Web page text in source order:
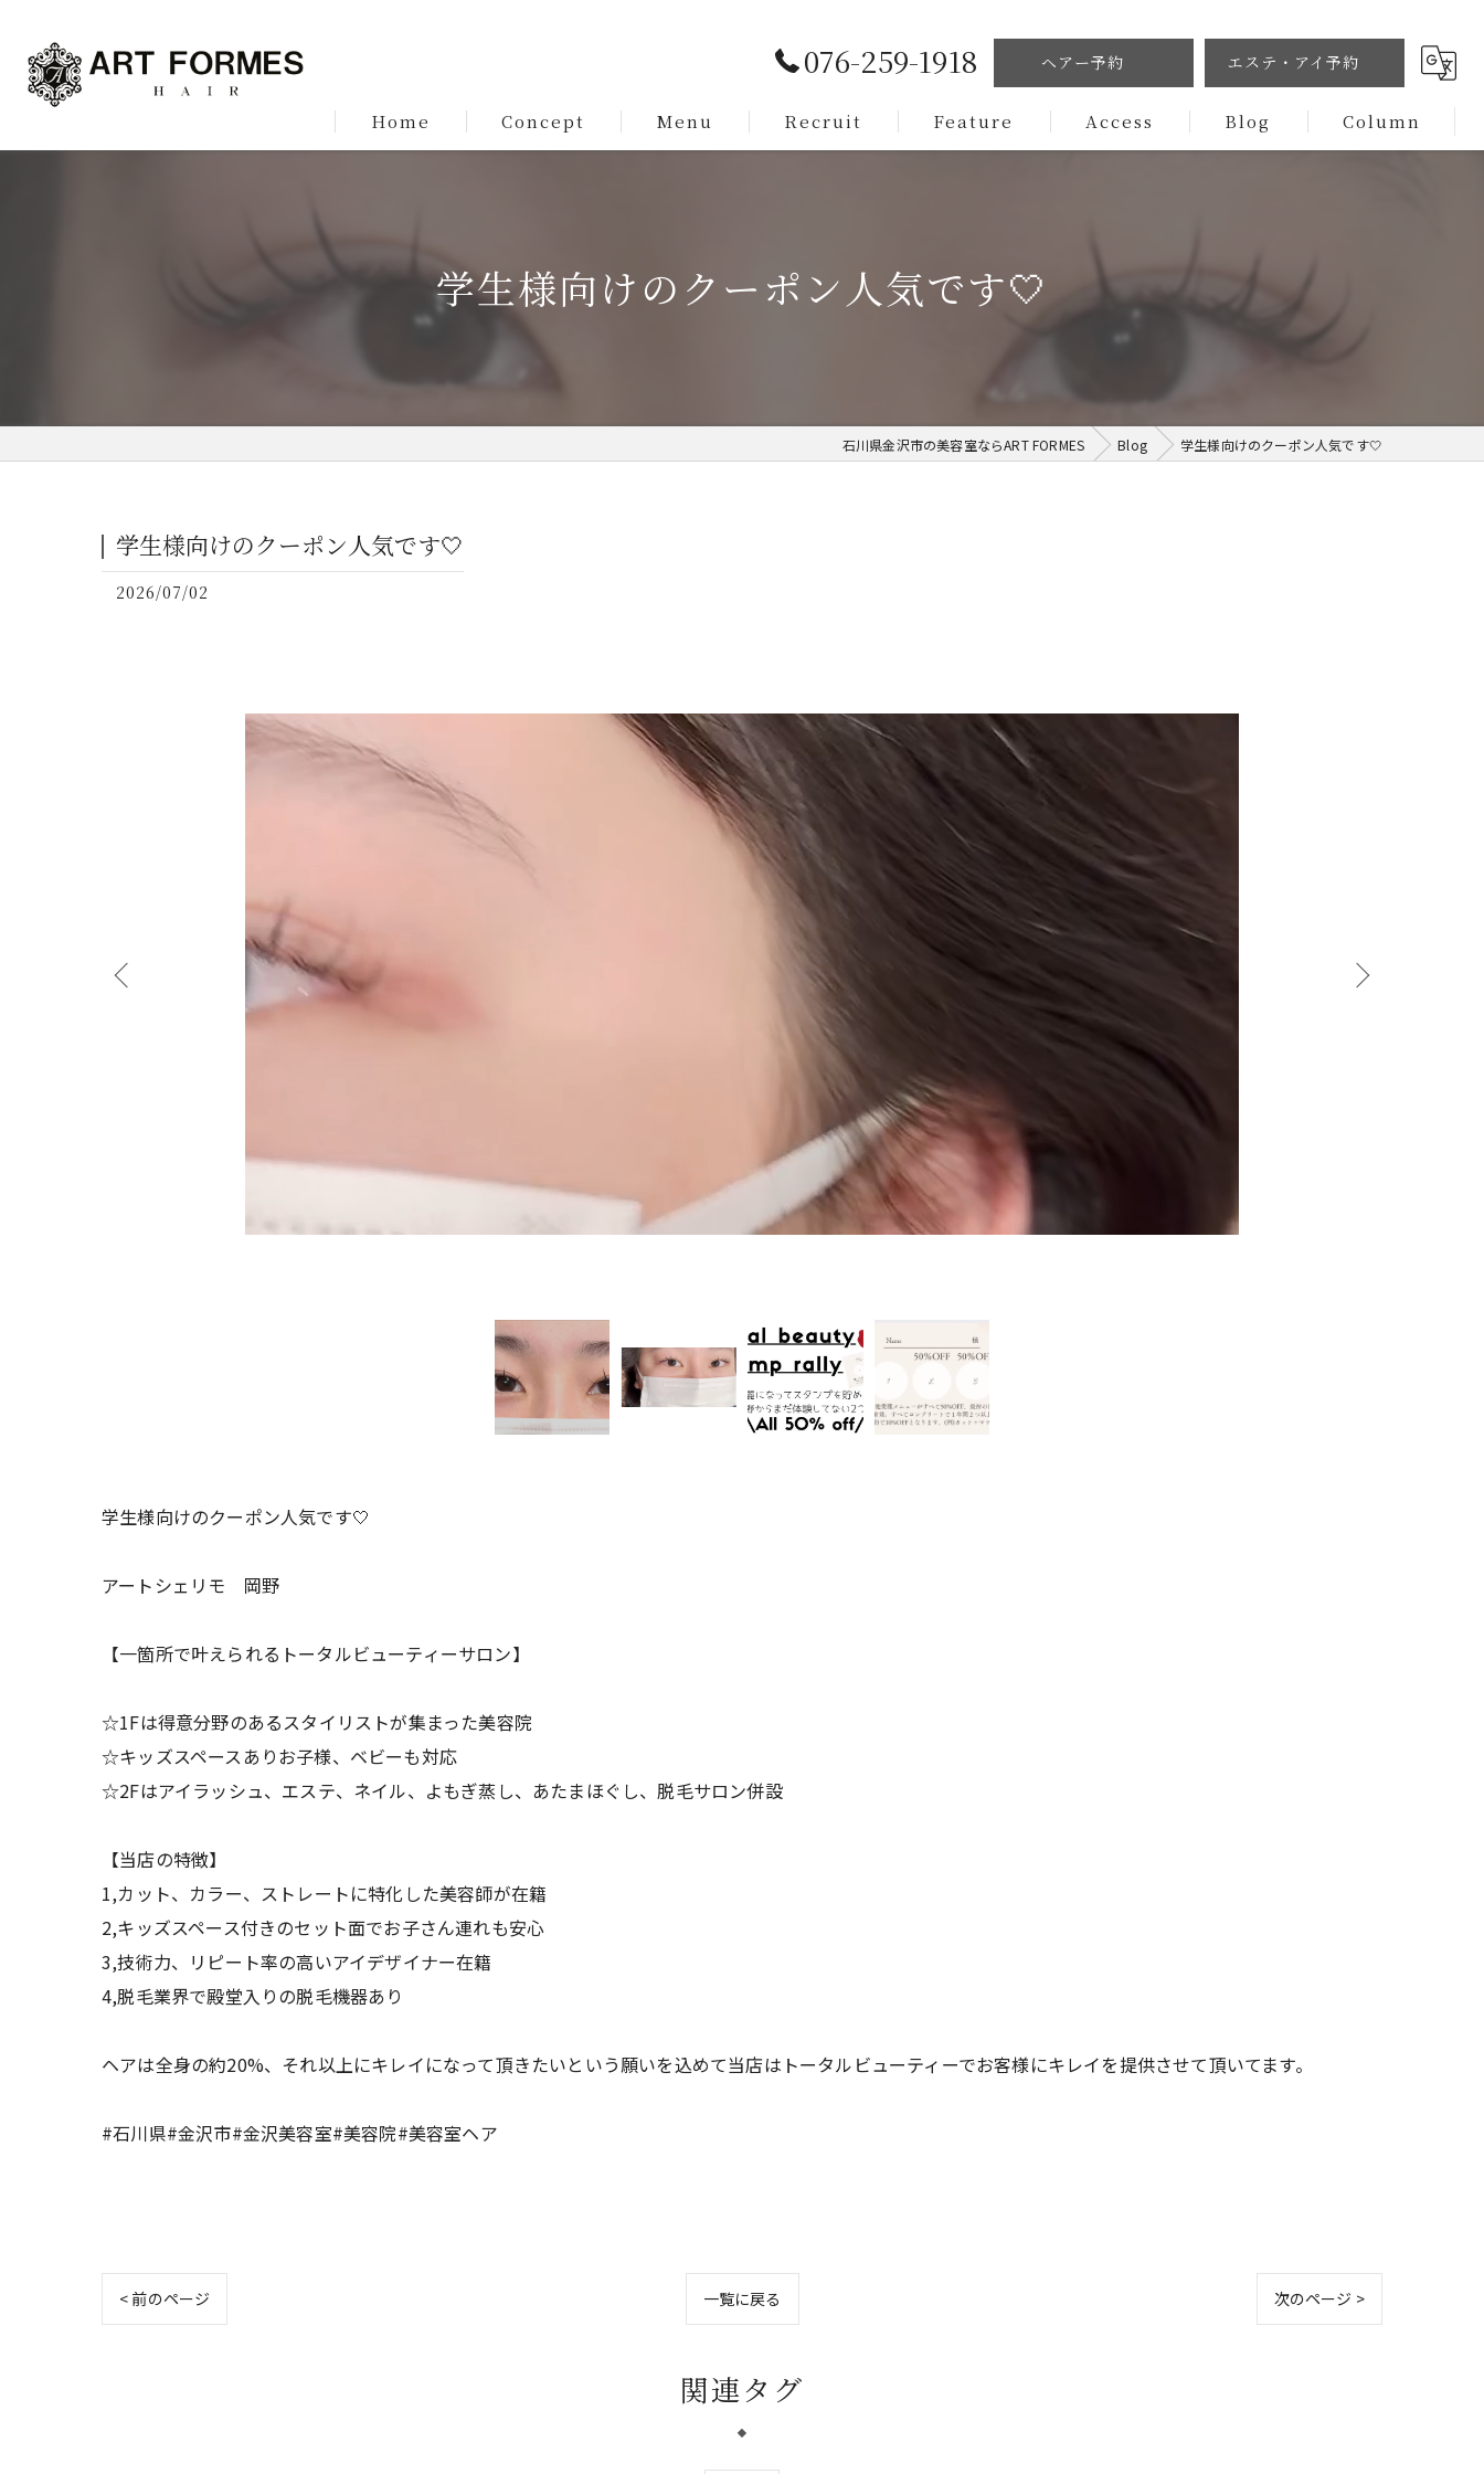
076-259-1918 ヘアー予約 エステ・アイ予約
Home Concept Menu Recruit Feature
脱毛
Access Blog Column
学生様向けのクーポン人気です🤍
石川県金沢市の美容室ならART FORMES Blog 学生様向けのクーポン人気です🤍
学生様向けのクーポン人気です🤍
2026/07/02
学生様向けのクーポン人気です🤍
アートシェリモ 岡野
【一箇所で叶えられるトータルビューティーサロン】
☆1Fは得意分野のあるスタイリストが集まった美容院
☆キッズスペースありお子様、ベビーも対応
☆2Fはアイラッシュ、エステ、ネイル、よもぎ蒸し、あたまほぐし、脱毛サロン併設
【当店の特徴】
1,カット、カラー、ストレートに特化した美容師が在籍
2,キッズスペース付きのセット面でお子さん連れも安心
3,技術力、リピート率の高いアイデザイナー在籍
4,脱毛業界で殿堂入りの脱毛機器あり
ヘアは全身の約20%、それ以上にキレイになって頂きたいという願いを込めて当店はトータルビューティーでお客様にキレイを提供させて頂いてます。
#石川県#金沢市#金沢美容室#美容院#美容室ヘア
< 前のページ 一覧に戻る 次のページ >
関連タグ